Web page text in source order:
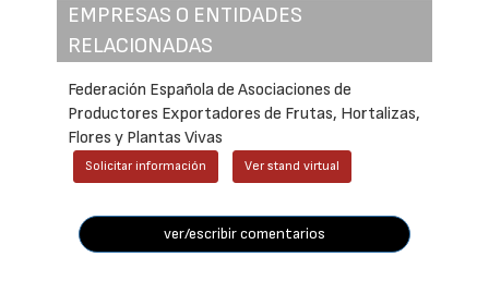
EMPRESAS O ENTIDADES
RELACIONADAS
Federación Española de Asociaciones de
Productores Exportadores de Frutas, Hortalizas,
Flores y Plantas Vivas
Solicitar información Ver stand virtual
ver/escribir comentarios